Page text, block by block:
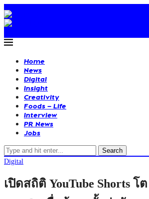
Home
News
Digital
Insight
Creativity
Foods – Life
Interview
PR News
Jobs
Search
Digital
เปิดสถิติ YouTube Shorts โ